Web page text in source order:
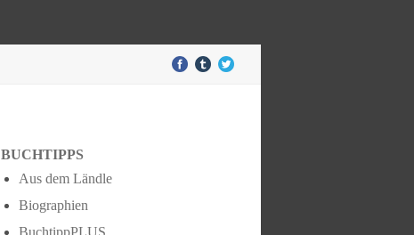
BUCHTIPPS
Aus dem Ländle
Biographien
BuchtippPLUS